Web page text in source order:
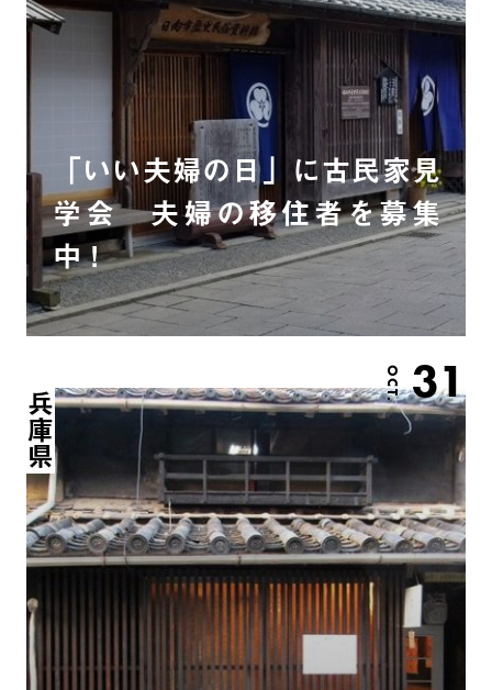
「いい夫婦の日」に古民家見
学会 夫婦の移住者を募集
中！
OCT. 31
兵庫県